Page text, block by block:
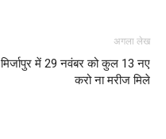
अगला लेख
मिर्जापुर में 29 नवंबर को कुल 13 नए
करो ना मरीज मिले